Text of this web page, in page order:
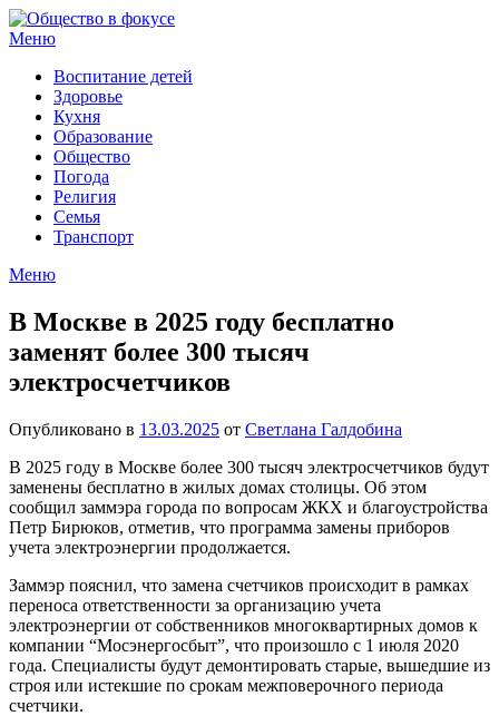
Перейти
к
Меню
Воспитание детей
Здоровье
Кухня
Образование
Общество
Погода
Религия
Семья
Транспорт
Меню
В Москве в 2025 году бесплатно
заменят более 300 тысяч
электросчетчиков
Опубликовано в 13.03.2025 от Светлана Галдобина
В 2025 году в Москве более 300 тысяч электросчетчиков будут
заменены бесплатно в жилых домах столицы. Об этом
сообщил заммэра города по вопросам ЖКХ и благоустройства
Петр Бирюков, отметив, что программа замены приборов
учета электроэнергии продолжается.
Заммэр пояснил, что замена счетчиков происходит в рамках
переноса ответственности за организацию учета
электроэнергии от собственников многоквартирных домов к
компании “Мосэнергосбыт”, что произошло с 1 июля 2020
года. Специалисты будут демонтировать старые, вышедшие из
строя или истекшие по срокам межповерочного периода
счетчики.